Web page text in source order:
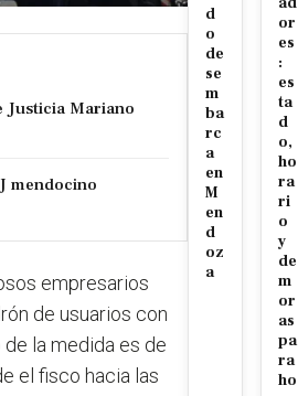
Justicia Mariano
mendocino
empresarios
de usuarios con
la medida es de
el fisco hacia las
d
o
de
se
m
ba
rc
a
en
M
en
d
oz
a
or
es
:
es
ta
d
o,
ho
ra
ri
o
y
de
m
or
as
pa
ra
ho